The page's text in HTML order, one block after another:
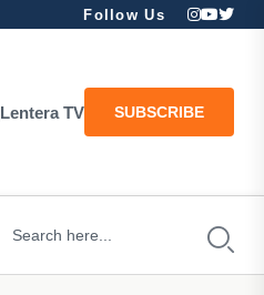
Follow Us
Lentera TV SUBSCRIBE